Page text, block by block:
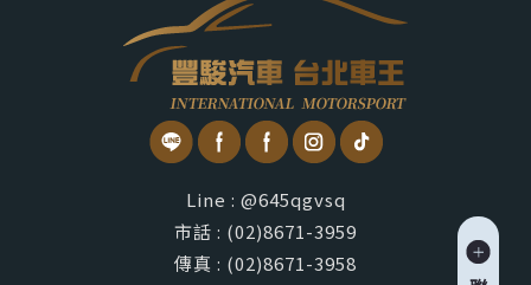
Line : @645qgvsq
市話 : (02)8671-3959
傳真 : (02)8671-3958